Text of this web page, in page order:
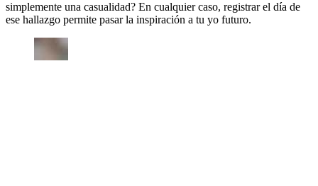
simplemente una casualidad? En cualquier caso, registrar el día de
ese hallazgo permite pasar la inspiración a tu yo futuro.